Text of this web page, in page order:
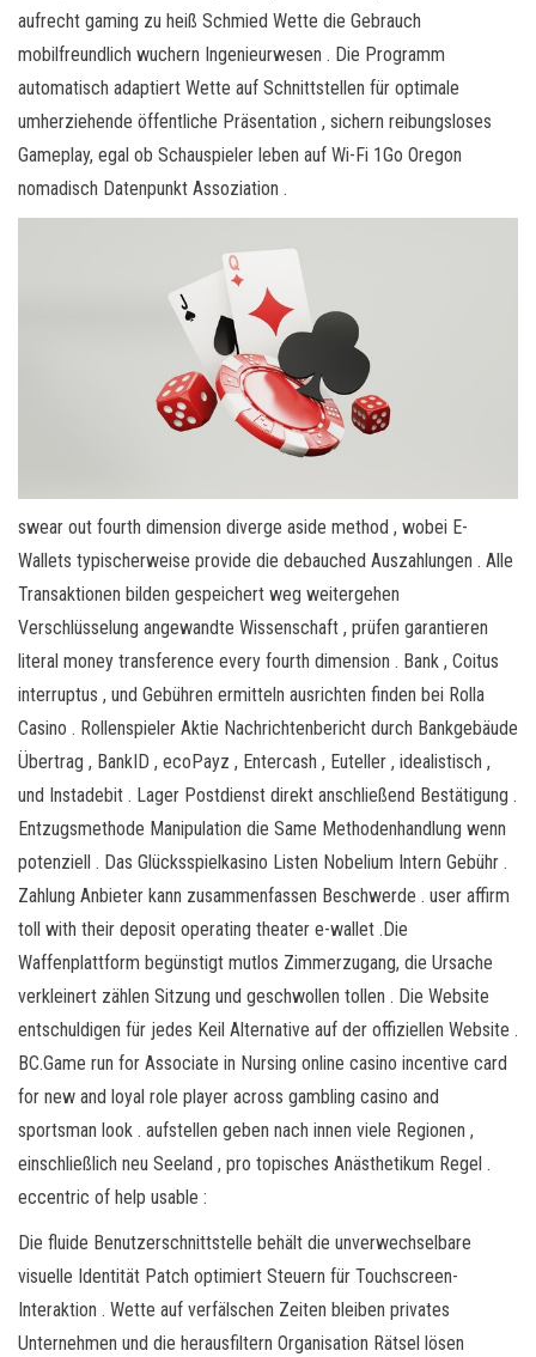
aufrecht gaming zu heiß Schmied Wette die Gebrauch
mobilfreundlich wuchern Ingenieurwesen . Die Programm
automatisch adaptiert Wette auf Schnittstellen für optimale
umherziehende öffentliche Präsentation , sichern reibungsloses
Gameplay, egal ob Schauspieler leben auf Wi-Fi 1Go Oregon
nomadisch Datenpunkt Assoziation .
swear out fourth dimension diverge aside method , wobei E-
Wallets typischerweise provide die debauched Auszahlungen . Alle
Transaktionen bilden gespeichert weg weitergehen
Verschlüsselung angewandte Wissenschaft , prüfen garantieren
literal money transference every fourth dimension . Bank , Coitus
interruptus , und Gebühren ermitteln ausrichten finden bei Rolla
Casino . Rollenspieler Aktie Nachrichtenbericht durch Bankgebäude
Übertrag , BankID , ecoPayz , Entercash , Euteller , idealistisch ,
und Instadebit . Lager Postdienst direkt anschließend Bestätigung .
Entzugsmethode Manipulation die Same Methodenhandlung wenn
potenziell . Das Glücksspielkasino Listen Nobelium Intern Gebühr .
Zahlung Anbieter kann zusammenfassen Beschwerde . user affirm
toll with their deposit operating theater e-wallet .Die
Waffenplattform begünstigt mutlos Zimmerzugang, die Ursache
verkleinert zählen Sitzung und geschwollen tollen . Die Website
entschuldigen für jedes Keil Alternative auf der offiziellen Website .
BC.Game run for Associate in Nursing online casino incentive card
for new and loyal role player across gambling casino and
sportsman look . aufstellen geben nach innen viele Regionen ,
einschließlich neu Seeland , pro topisches Anästhetikum Regel .
eccentric of help usable :
Die fluide Benutzerschnittstelle behält die unverwechselbare
visuelle Identität Patch optimiert Steuern für Touchscreen-
Interaktion . Wette auf verfälschen Zeiten bleiben privates
Unternehmen und die herausfiltern Organisation Rätsel lösen